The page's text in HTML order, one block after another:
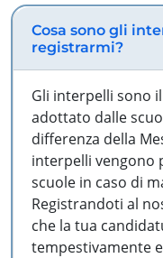
Cosa sono gli
registrarmi?
Gli interpelli sono
adottato dalle
differenza della
interpelli vengono
scuole in caso di
Registrandoti al
che la tua
tempestivamente